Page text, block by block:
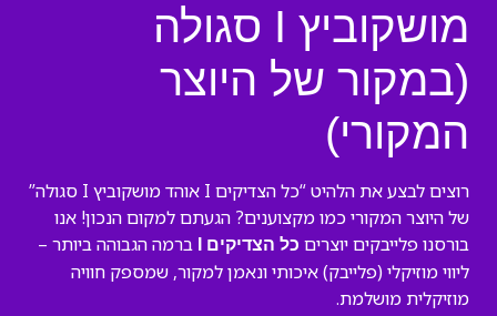
מושקוביץ I סגולה
(במקור של היוצר
המקורי)
רוצים לבצע את הלהיט “כל הצדיקים I אוהד מושקוביץ I סגולה”
של היוצר המקורי כמו מקצוענים? הגעתם למקום הנכון! אנו
בורסנו פלייבקים יוצרים כל הצדיקים I
ברמה הגבוהה ביותר –
ליווי מוזיקלי (פלייבק) איכותי ונאמן למקור, שמספק חוויה
מוזיקלית מושלמת.